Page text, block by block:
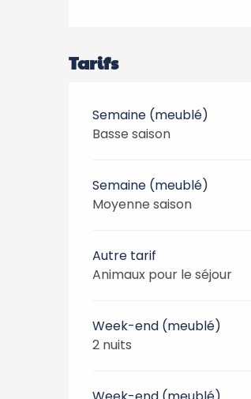
Tarifs
Semaine (meublé)
Basse saison
Semaine (meublé)
Moyenne saison
Autre tarif
Animaux pour le séjour
Week-end (meublé)
2 nuits